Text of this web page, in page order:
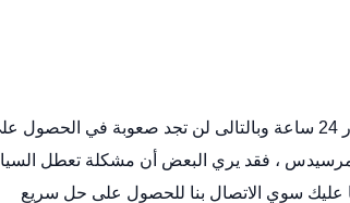
خدمة تركيب بطارية سيارة رنج روفر ايفوك متوفرة لك في أي وقت على مدار 24 ساعة وبالتالى لن تجد صعوبة في
، فقد يري البعض أن مشكلة تعطل
عليك سوي الاتصال بنا للحصول على حل سريع